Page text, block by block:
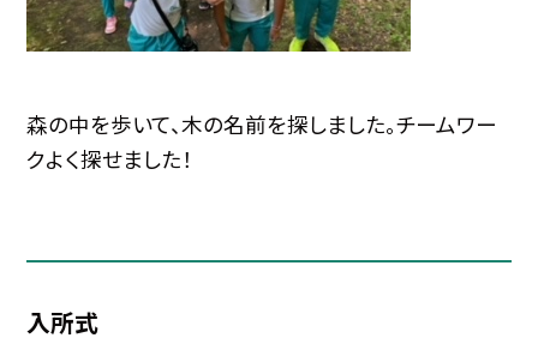
森の中を歩いて、木の名前を探しました。チームワー
クよく探せました！
入所式